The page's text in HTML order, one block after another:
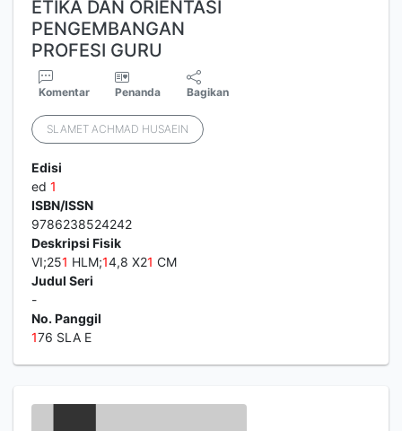
ETIKA DAN ORIENTASI
PENGEMBANGAN
PROFESI GURU
Komentar Penanda Bagikan
SLAMET ACHMAD HUSAEIN
Edisi
ed 1
ISBN/ISSN
9786238524242
Deskripsi Fisik
VI;251 HLM;14,8 X21 CM
Judul Seri
-
No. Panggil
176 SLA E